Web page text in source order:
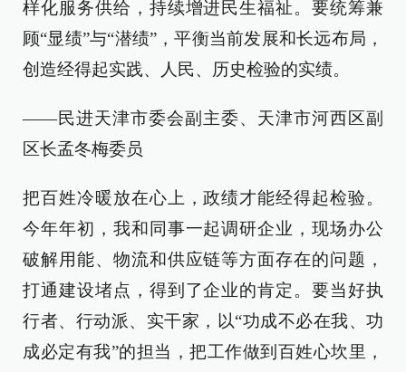
样化服务供给，持续增进民生福祉。要统筹兼
顾“显绩”与“潜绩”，平衡当前发展和长远布局，
创造经得起实践、人民、历史检验的实绩。
——民进天津市委会副主委、天津市河西区副
区长孟冬梅委员
把百姓冷暖放在心上，政绩才能经得起检验。
今年年初，我和同事一起调研企业，现场办公
破解用能、物流和供应链等方面存在的问题，
打通建设堵点，得到了企业的肯定。要当好执
行者、行动派、实干家，以“功成不必在我、功
成必定有我”的担当，把工作做到百姓心坎里，